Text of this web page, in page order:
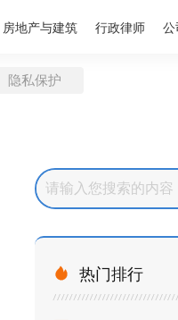
房地产与建筑 行政律师 公
隐私保护
 热门排行